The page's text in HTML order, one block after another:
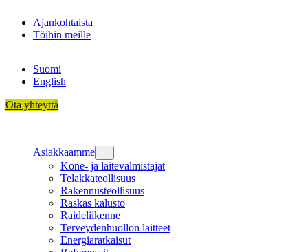
sisältöönAjankohtaista
Töihin meille
Suomi
English
Ota yhteyttä
Asiakkaamme
Kone- ja laitevalmistajat
Telakkateollisuus
Rakennusteollisuus
Raskas kalusto
Raideliikenne
Terveydenhuollon laitteet
Energiaratkaisut